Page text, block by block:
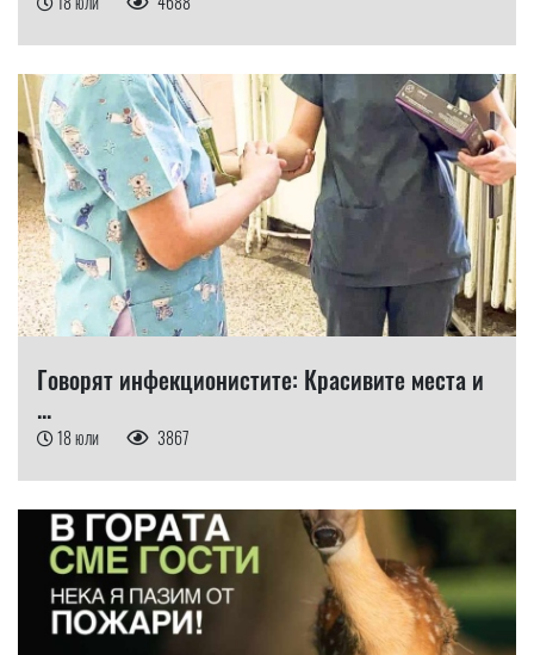
Говорят инфекционистите: Красивите места и
...
18 юли 3867